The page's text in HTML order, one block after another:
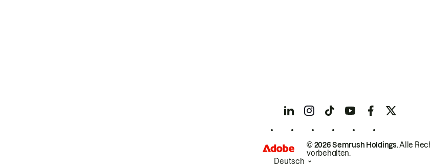
© 2026 Semrush Holdings.Alle
vorbehalten.
Deutsch